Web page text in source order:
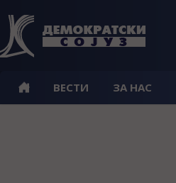
ВЕСТИ ЗА НАС